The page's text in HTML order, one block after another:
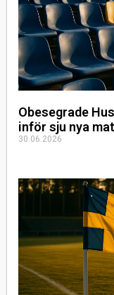
Obesegrade
inför sju nya
30.06.2026